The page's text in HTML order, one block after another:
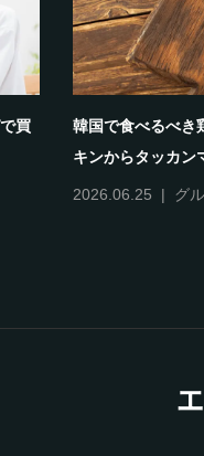
買
韓国で食べるべき
キンからタッカン
2026.06.25 グ